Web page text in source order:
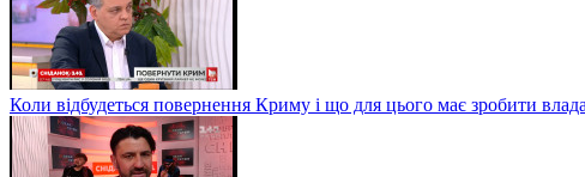
Коли відбудеться повернення Криму і що для цього має зробити